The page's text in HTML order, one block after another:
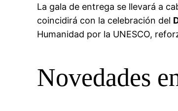
La gala de entrega se llevará a
coincidirá con la celebración del
Humanidad por la UNESCO,
Novedades